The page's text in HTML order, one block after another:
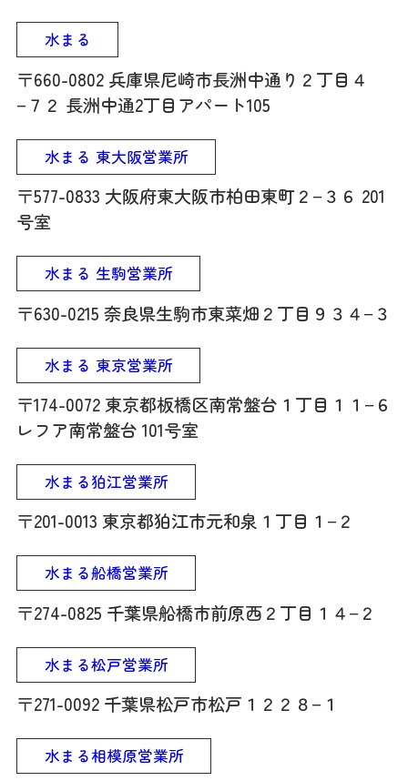
水まる
〒660-0802 兵庫県尼崎市長洲中通り２丁目４
−７２ 長洲中通2丁目アパート105
水まる 東大阪営業所
〒577-0833 大阪府東大阪市柏田東町２−３６ 201
号室
水まる 生駒営業所
〒630-0215 奈良県生駒市東菜畑２丁目９３４−３
水まる 東京営業所
〒174-0072 東京都板橋区南常盤台１丁目１１−６
レフア南常盤台 101号室
水まる狛江営業所
〒201-0013 東京都狛江市元和泉１丁目１−２
水まる船橋営業所
〒274-0825 千葉県船橋市前原西２丁目１４−２
水まる松戸営業所
〒271-0092 千葉県松戸市松戸１２２８−１
水まる相模原営業所